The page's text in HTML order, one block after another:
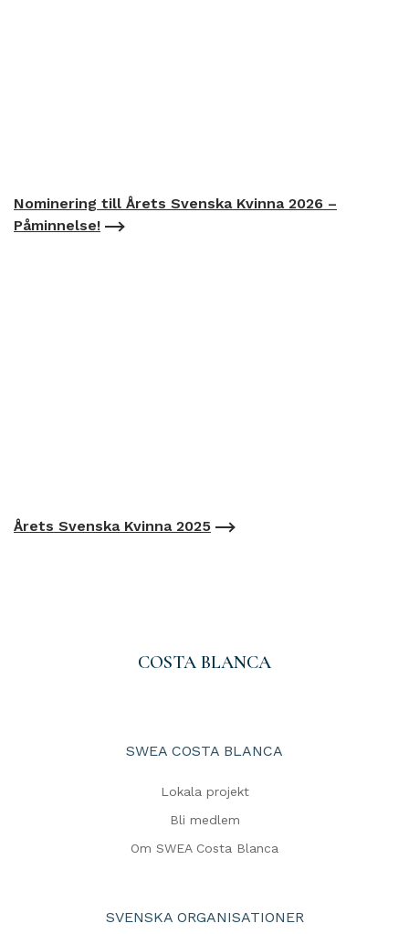
Nominering till Årets Svenska Kvinna 2026 –
Påminnelse!
Årets Svenska Kvinna 2025
COSTA BLANCA
SWEA COSTA BLANCA
Lokala projekt
Bli medlem
Om SWEA Costa Blanca
SVENSKA ORGANISATIONER